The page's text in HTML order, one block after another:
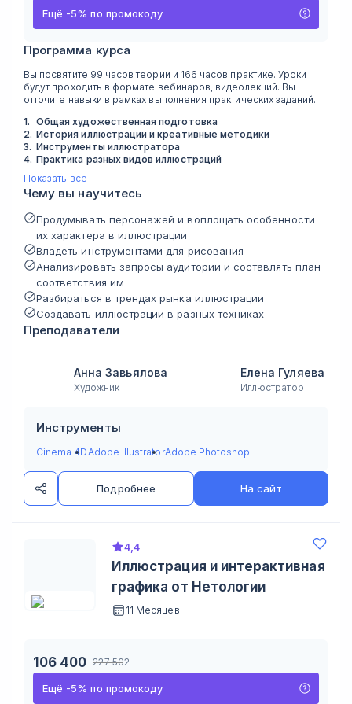
Ещё -5% по промокоду
Программа курса
Вы посвятите 99 часов теории и 166 часов практике. Уроки
будут проходить в формате вебинаров, видеолекций. Вы
отточите навыки в рамках выполнения практических заданий.
1. Общая художественная подготовка
2. История иллюстрации и креативные методики
3. Инструменты иллюстратора
4. Практика разных видов иллюстраций
Показать все
Чему вы научитесь
Продумывать персонажей и воплощать особенности
их характера в иллюстрации
Владеть инструментами для рисования
Анализировать запросы аудитории и составлять план
соответствия им
Разбираться в трендах рынка иллюстрации
Создавать иллюстрации в разных техниках
Преподаватели
Анна Завьялова
Художник
Елена Гуляева
Иллюстратор
Инструменты
Cinema 4DAdobe IllustratorAdobe Photoshop
Подробнее На сайт
4,4
Иллюстрация и интерактивная
графика от Нетологии
11 Месяцев
106 400 227 502
Ещё -5% по промокоду